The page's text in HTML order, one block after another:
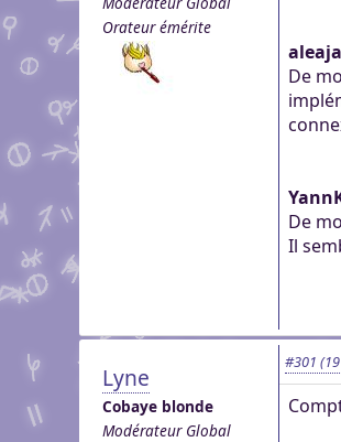
peut
Visioconférence
Boutiques
Nous soutenir
Orateur émérite
De
De
Il
Lyne
Cobaye blonde
Modérateur Global
#301